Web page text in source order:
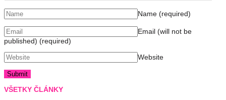
Name (required)
Email (will not be
published) (required)
Website
VŠETKY ČLÁNKY